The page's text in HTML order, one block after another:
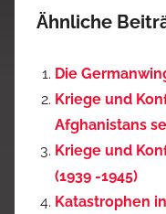
Ähnliche
Die
Kriege und
Afghanistans
Kriege und
(1939 -1945)
Katastrophen